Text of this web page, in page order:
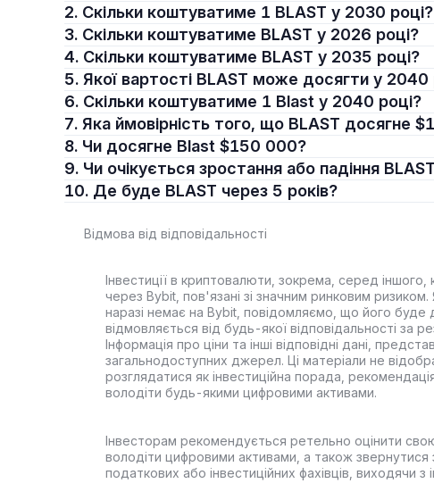
2. Скільки коштуватиме 1 BLAST у 2030 році?
3. Скільки коштуватиме BLAST у 2026 році?
4. Скільки коштуватиме BLAST у 2035 році?
5. Якої вартості BLAST може досягти у 2040
6. Скільки коштуватиме 1 Blast у 2040 році?
7. Яка ймовірність того, що BLAST досягне
8. Чи досягне Blast $150 000?
9. Чи очікується зростання або падіння
10. Де буде BLAST через 5 років?
Відмова від відповідальності
Інвестиції в криптовалюти, зокрема, серед іншого,
через Bybit, пов'язані зі значним ринковим
наразі немає на Bybit, повідомляємо, що його
відмовляється від будь-якої відповідальності за
Інформація про ціни та інші відповідні дані,
загальнодоступних джерел. Ці матеріали не
розглядатися як інвестиційна порада,
володіти будь-якими цифровими активами.
Інвесторам рекомендується ретельно оцінити
володіти цифровими активами, а також звернутися
податкових або інвестиційних фахівців, виходячи з